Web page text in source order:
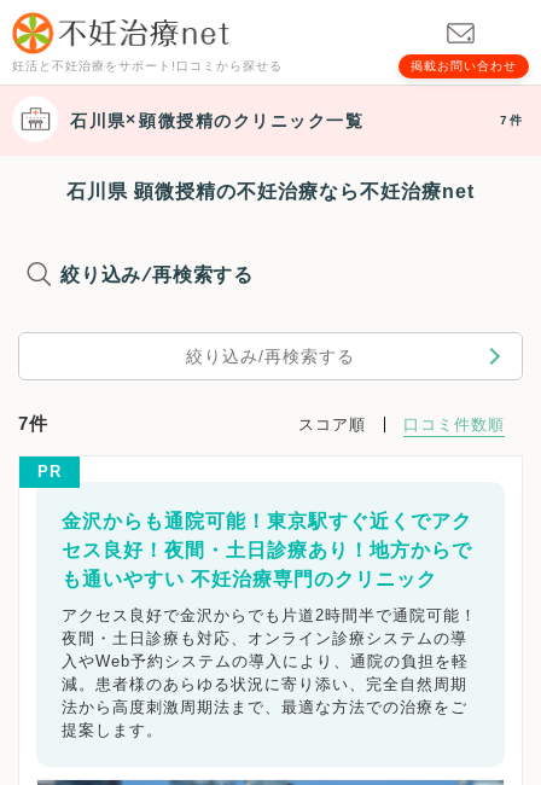
妊活と不妊治療をサポート!口コミから探せる 掲載お問い合わせ
石川県 顕微授精のクリニック一覧 7件
石川県 顕微授精の不妊治療なら不妊治療net
絞り込み/再検索する
絞り込み/再検索する
7件 スコア順 口コミ件数順
PR
金沢からも通院可能！東京駅すぐ近くでアク
セス良好！夜間・土日診療あり！地方からで
も通いやすい 不妊治療専門のクリニック
アクセス良好で金沢からでも片道2時間半で通院可能！
夜間・土日診療も対応、オンライン診療システムの導
入やWeb予約システムの導入により、通院の負担を軽
減。患者様のあらゆる状況に寄り添い、完全自然周期
法から高度刺激周期法まで、最適な方法での治療をご
提案します。